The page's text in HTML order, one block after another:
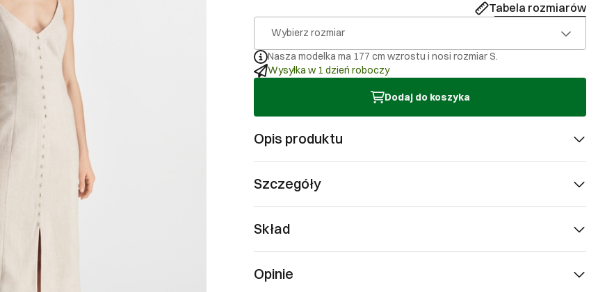
Tabela rozmiarów
Wybierz rozmiar
Nasza modelka ma 177 cm wzrostu i nosi rozmiar S.
Wysyłka w 1 dzień roboczy
Dodaj do koszyka
Opis produktu
Szczegóły
Skład
Opinie